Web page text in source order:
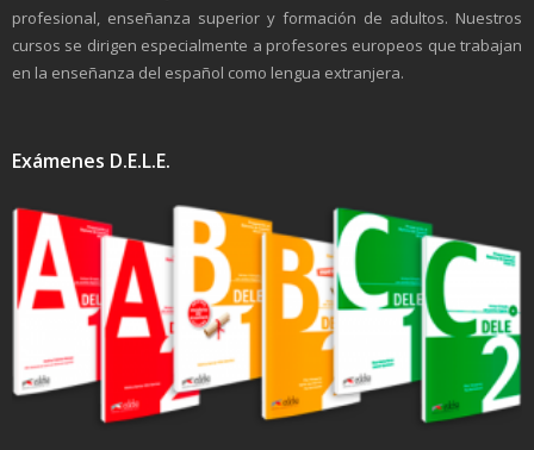
profesional, enseñanza superior y formación de adultos. Nuestros
cursos se dirigen especialmente a profesores europeos que trabajan
en la enseñanza del español como lengua extranjera.
Exámenes D.E.L.E.